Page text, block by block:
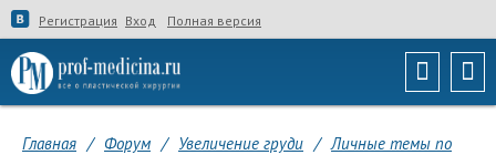
Регистрация Вход Полная версия
Главная / Форум / Увеличение груди / Личные темы по